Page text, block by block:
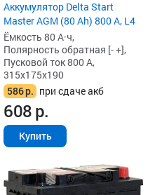
Аккумулятор Delta Start
Master AGM (80 Ah) 800 А, L4
Ёмкость 80 А·ч,
Полярность обратная [- +],
Пусковой ток 800 А,
315x175x190
586р. при сдаче акб
608р.
Купить